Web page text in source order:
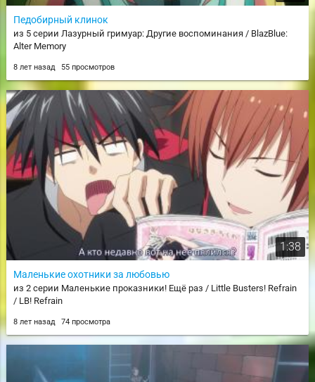
Педобирный клинок
из 5 серии Лазурный гримуар: Другие воспоминания / BlazBlue:
Alter Memory
8 лет назад 55 просмотров
1:38
Маленькие охотники за любовью
из 2 серии Маленькие проказники! Ещё раз / Little Busters! Refrain
/ LB! Refrain
8 лет назад 74 просмотра